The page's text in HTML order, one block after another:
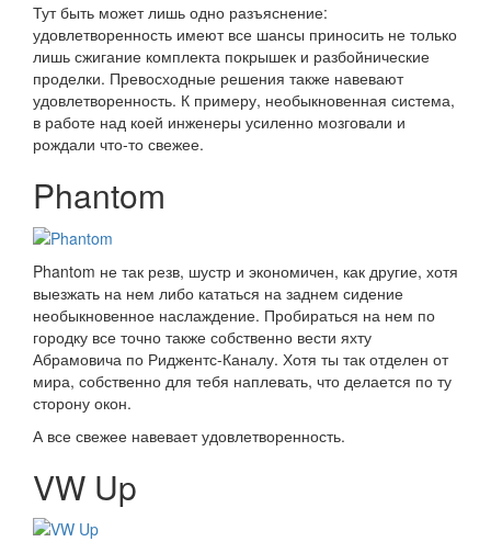
Тут быть может лишь одно разъяснение:
удовлетворенность имеют все шансы приносить не только
лишь сжигание комплекта покрышек и разбойнические
проделки. Превосходные решения также навевают
удовлетворенность. К примеру, необыкновенная система,
в работе над коей инженеры усиленно мозговали и
рождали что-то свежее.
Phantom
Phantom не так резв, шустр и экономичен, как другие, хотя
выезжать на нем либо кататься на заднем сидение
необыкновенное наслаждение. Пробираться на нем по
городку все точно также собственно вести яхту
Абрамовича по Риджентс-Каналу. Хотя ты так отделен от
мира, собственно для тебя наплевать, что делается по ту
сторону окон.
А все свежее навевает удовлетворенность.
VW Up